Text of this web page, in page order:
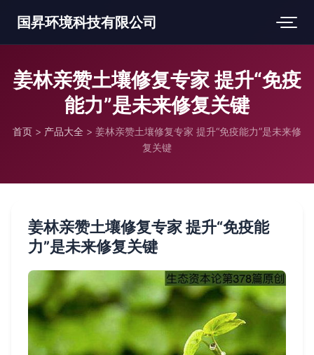
国昇环境科技有限公司
姜林亲赞土壤修复专家 提升“免疫
能力”是未来修复关键
首页 > 产品大全 > 姜林亲赞土壤修复专家 提升“免疫能力”是未来修
复关键
姜林亲赞土壤修复专家 提升“免疫能
力”是未来修复关键